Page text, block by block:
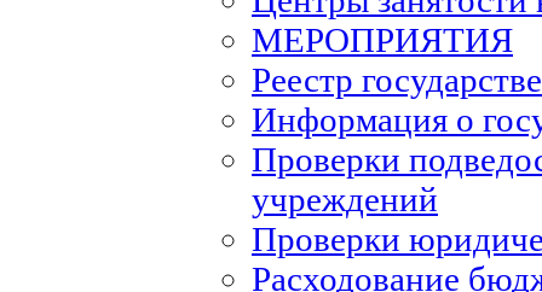
МЕРОПРИЯТИЯ
Реестр
Информация о
Проверки
учреждений
Проверки
Расходование